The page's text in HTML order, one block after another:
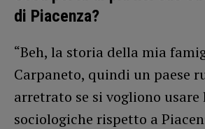
di Piacenza?
“Beh, la storia della mia
Carpaneto, quindi un paese
arretrato se si vogliono usare
sociologiche rispetto a